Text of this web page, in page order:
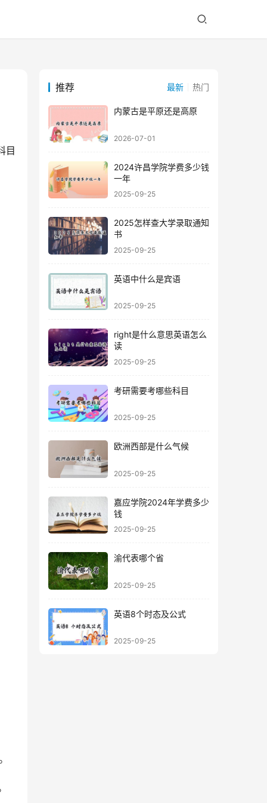
推荐 最新 热门
内蒙古是平原还是高原
2026-07-01
2024许昌学院学费多少钱
一年
2025-09-25
2025怎样查大学录取通知
书
2025-09-25
英语中什么是宾语
2025-09-25
right是什么意思英语怎么
读
2025-09-25
考研需要考哪些科目
2025-09-25
欧洲西部是什么气候
2025-09-25
嘉应学院2024年学费多少
钱
2025-09-25
渝代表哪个省
2025-09-25
英语8个时态及公式
2025-09-25